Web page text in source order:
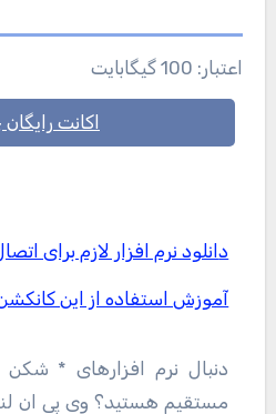
اعتبار: 100 گیگابایت
اکانت
دانلود نرم افزار لازم برای
آموزش استفاده از این کانکشن
دنبال نرم افزارهای * شکن
مستقیم هستید؟ وی پی ان